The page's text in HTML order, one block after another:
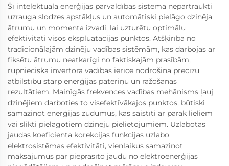
Šī intelektuālā enerģijas pārvaldības sistēma nepārtraukti
uzrauga slodzes apstākļus un automātiski pielāgo dzinēja
ātrumu un momenta izvadi, lai uzturētu optimālu
efektivitāti visos ekspluatācijas punktos. Atšķirībā no
tradicionālajām dzinēju vadības sistēmām, kas darbojas ar
fiksētu ātrumu neatkarīgi no faktiskajām prasībām,
rūpnieciskā invertora vadības ierīce nodrošina precīzu
atbilstību starp enerģijas patēriņu un ražošanas
rezultātiem. Mainīgās frekvences vadības mehānisms ļauj
dzinējiem darboties to visefektīvākajos punktos, būtiski
samazinot enerģijas zudumus, kas saistīti ar pārāk lieliem
vai slikti pielāgotiem dzinēju pielietojumiem. Uzlabotās
jaudas koeficienta korekcijas funkcijas uzlabo
elektrosistēmas efektivitāti, vienlaikus samazinot
maksājumus par pieprasīto jaudu no elektroenerģijas